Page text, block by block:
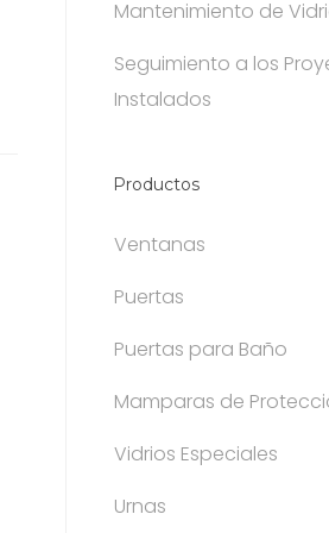
Mantenimiento de
Seguimiento a los
Instalados
Productos
Ventanas
Puertas
Puertas para Baño
Mamparas de
Vidrios Especiales
Urnas